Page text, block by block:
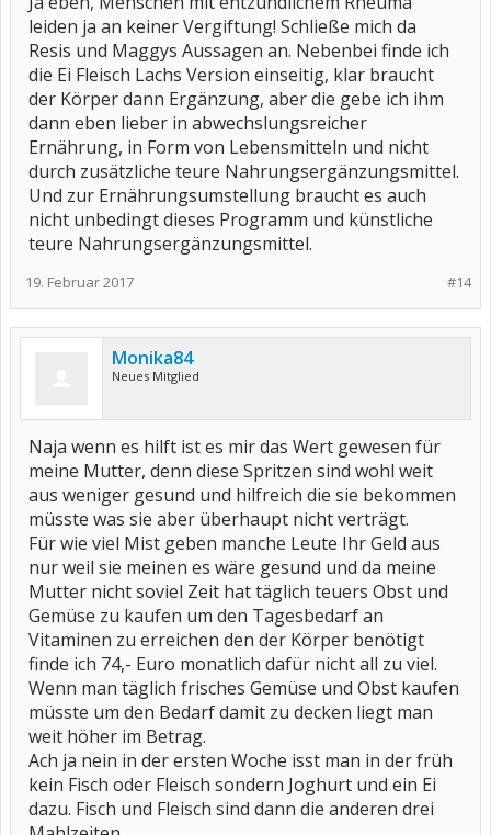
leiden ja an keiner Vergiftung! Schließe mich da
Resis und Maggys Aussagen an. Nebenbei finde ich
die Ei Fleisch Lachs Version einseitig, klar braucht
der Körper dann Ergänzung, aber die gebe ich ihm
dann eben lieber in abwechslungsreicher
Ernährung, in Form von Lebensmitteln und nicht
durch zusätzliche teure Nahrungsergänzungsmittel.
Und zur Ernährungsumstellung braucht es auch
nicht unbedingt dieses Programm und künstliche
teure Nahrungsergänzungsmittel.
#14
19. Februar 2017
Monika84
Neues Mitglied
Naja wenn es hilft ist es mir das Wert gewesen für
meine Mutter, denn diese Spritzen sind wohl weit
aus weniger gesund und hilfreich die sie bekommen
müsste was sie aber überhaupt nicht verträgt.
Für wie viel Mist geben manche Leute Ihr Geld aus
nur weil sie meinen es wäre gesund und da meine
Mutter nicht soviel Zeit hat täglich teuers Obst und
Gemüse zu kaufen um den Tagesbedarf an
Vitaminen zu erreichen den der Körper benötigt
finde ich 74,- Euro monatlich dafür nicht all zu viel.
Wenn man täglich frisches Gemüse und Obst kaufen
müsste um den Bedarf damit zu decken liegt man
weit höher im Betrag.
Ach ja nein in der ersten Woche isst man in der früh
kein Fisch oder Fleisch sondern Joghurt und ein Ei
dazu. Fisch und Fleisch sind dann die anderen drei